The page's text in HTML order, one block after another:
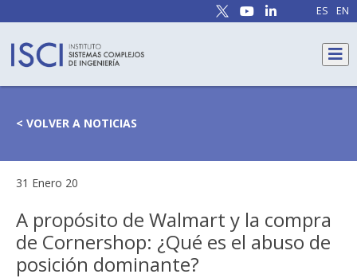
ES EN
< VOLVER A NOTICIAS
31 Enero 20
A propósito de Walmart y la compra
de Cornershop: ¿Qué es el abuso de
posición dominante?